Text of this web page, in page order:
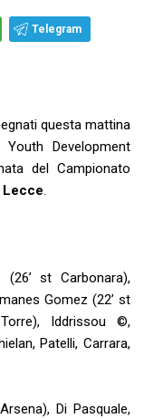
Telegram
questa mattina
Development
del Campionato
Lecce.
st Carbonara),
Gomez (22’ st
Iddrissou ©,
Patelli, Carrara,
Di Pasquale,